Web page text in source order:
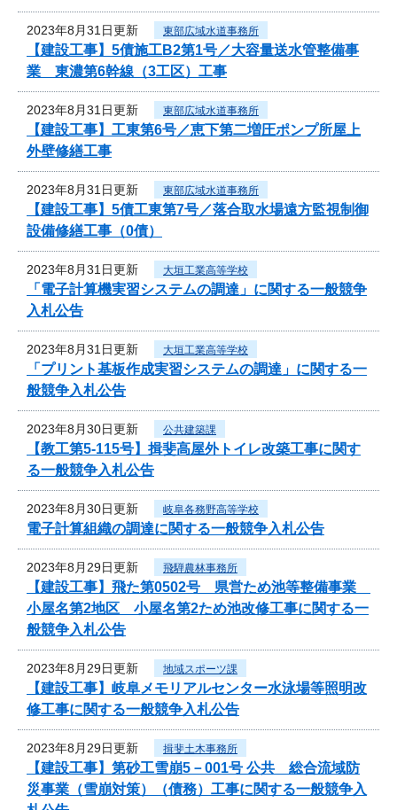
2023年8月31日更新 東部広域水道事務所
【建設工事】5債施工B2第1号／大容量送水管整備事
業 東濃第6幹線（3工区）工事
2023年8月31日更新 東部広域水道事務所
【建設工事】工東第6号／恵下第二増圧ポンプ所屋上
外壁修繕工事
2023年8月31日更新 東部広域水道事務所
【建設工事】5債工東第7号／落合取水場遠方監視制御
設備修繕工事（0債）
2023年8月31日更新 大垣工業高等学校
「電子計算機実習システムの調達」に関する一般競争
入札公告
2023年8月31日更新 大垣工業高等学校
「プリント基板作成実習システムの調達」に関する一
般競争入札公告
2023年8月30日更新 公共建築課
【教工第5-115号】揖斐高屋外トイレ改築工事に関す
る一般競争入札公告
2023年8月30日更新 岐阜各務野高等学校
電子計算組織の調達に関する一般競争入札公告
2023年8月29日更新 飛騨農林事務所
【建設工事】飛た第0502号 県営ため池等整備事業
小屋名第2地区 小屋名第2ため池改修工事に関する一
般競争入札公告
2023年8月29日更新 地域スポーツ課
【建設工事】岐阜メモリアルセンター水泳場等照明改
修工事に関する一般競争入札公告
2023年8月29日更新 揖斐土木事務所
【建設工事】第砂工雪崩5－001号 公共 総合流域防
災事業（雪崩対策）（債務）工事に関する一般競争入